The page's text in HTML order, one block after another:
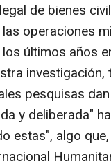
de bienes
operaciones
últimos años
investigación,
pesquisas
y deliberada"
estas", algo